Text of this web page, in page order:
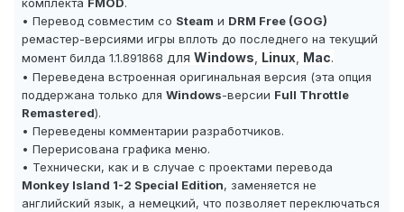
комплекта FMOD.
• Перевод совместим со Steam и DRM Free (GOG)
ремастер-версиями игры вплоть до последнего на текущий
момент билда 1.1.891868 для Windows Linux Mac.
• Переведена встроенная оригинальная версия (эта опция
поддержана только для Windows-версии Full Throttle
Remastered).
• Переведены комментарии разработчиков.
• Перерисована графика меню.
• Технически, как и в случае с проектами перевода
Monkey Island 1-2 Special Edition, заменяется не
английский язык, а немецкий, что позволяет переключаться